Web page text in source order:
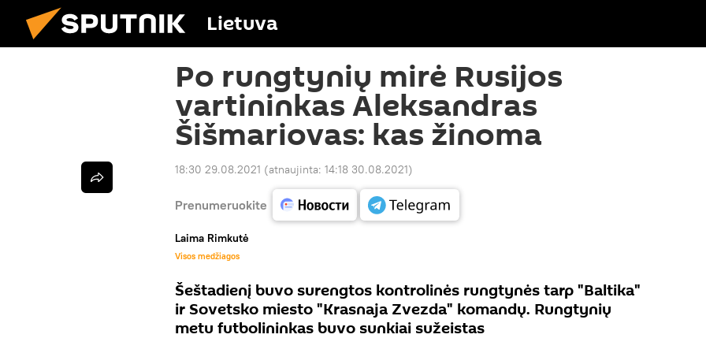
Lietuva
Po rungtynių mirė Rusijos
vartininkas Aleksandras
Šišmariovas: kas žinoma
18:30 29.08.2021 (atnaujinta: 14:18 30.08.2021)
Prenumeruokite
Laima Rimkutė
Visos medžiagos
Šeštadienį buvo surengtos kontrolinės rungtynės tarp "Baltika"
ir Sovetsko miesto "Krasnaja Zvezda" komandų. Rungtynių
metu futbolininkas buvo sunkiai sužeistas